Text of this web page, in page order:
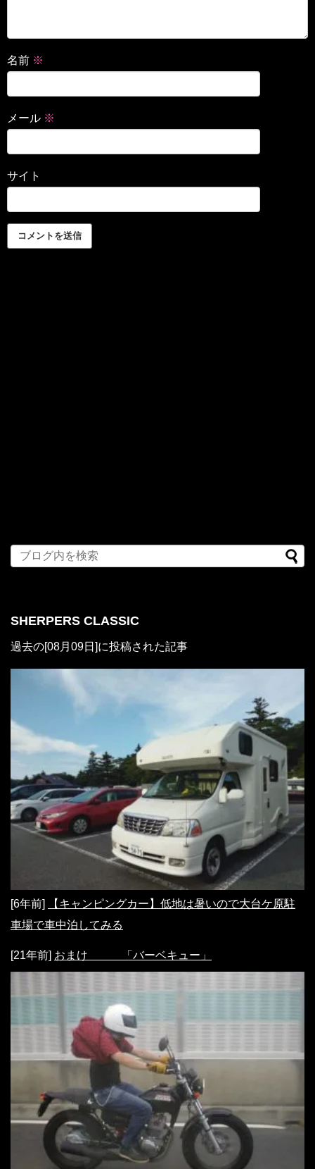
名前 ※
メール ※
サイト
SHERPERS CLASSIC
過去の[08月09日]に投稿された記事
[6年前]
【キャンピングカー】低地は暑いので大台ケ原駐
車場で車中泊してみる
[21年前] おまけ 「バーベキュー」